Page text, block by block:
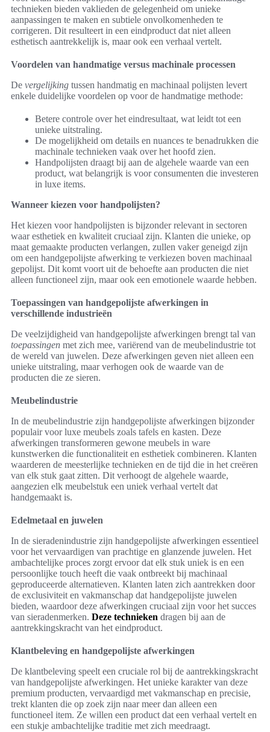
technieken bieden vaklieden de gelegenheid om unieke
aanpassingen te maken en subtiele onvolkomenheden te
corrigeren. Dit resulteert in een eindproduct dat niet alleen
esthetisch aantrekkelijk is, maar ook een verhaal vertelt.
Voordelen van handmatige versus machinale processen
De vergelijking tussen handmatig en machinaal polijsten levert
enkele duidelijke voordelen op voor de handmatige methode:
Betere controle over het eindresultaat, wat leidt tot een
unieke uitstraling.
De mogelijkheid om details en nuances te benadrukken die
machinale technieken vaak over het hoofd zien.
Handpolijsten draagt bij aan de algehele waarde van een
product, wat belangrijk is voor consumenten die investeren
in luxe items.
Wanneer kiezen voor handpolijsten?
Het kiezen voor handpolijsten is bijzonder relevant in sectoren
waar esthetiek en kwaliteit cruciaal zijn. Klanten die unieke, op
maat gemaakte producten verlangen, zullen vaker geneigd zijn
om een handgepolijste afwerking te verkiezen boven machinaal
gepolijst. Dit komt voort uit de behoefte aan producten die niet
alleen functioneel zijn, maar ook een emotionele waarde hebben.
Toepassingen van handgepolijste afwerkingen in
verschillende industrieën
De veelzijdigheid van handgepolijste afwerkingen brengt tal van
toepassingen met zich mee, variërend van de meubelindustrie tot
de wereld van juwelen. Deze afwerkingen geven niet alleen een
unieke uitstraling, maar verhogen ook de waarde van de
producten die ze sieren.
Meubelindustrie
In de meubelindustrie zijn handgepolijste afwerkingen bijzonder
populair voor luxe meubels zoals tafels en kasten. Deze
afwerkingen transformeren gewone meubels in ware
kunstwerken die functionaliteit en esthetiek combineren. Klanten
waarderen de meesterlijke technieken en de tijd die in het creëren
van elk stuk gaat zitten. Dit verhoogt de algehele waarde,
aangezien elk meubelstuk een uniek verhaal vertelt dat
handgemaakt is.
Edelmetaal en juwelen
In de sieradenindustrie zijn handgepolijste afwerkingen essentieel
voor het vervaardigen van prachtige en glanzende juwelen. Het
ambachtelijke proces zorgt ervoor dat elk stuk uniek is en een
persoonlijke touch heeft die vaak ontbreekt bij machinaal
geproduceerde alternatieven. Klanten laten zich aantrekken door
de exclusiviteit en vakmanschap dat handgepolijste juwelen
bieden, waardoor deze afwerkingen cruciaal zijn voor het succes
van sieradenmerken. Deze technieken dragen bij aan de
aantrekkingskracht van het eindproduct.
Klantbeleving en handgepolijste afwerkingen
De klantbeleving speelt een cruciale rol bij de aantrekkingskracht
van handgepolijste afwerkingen. Het unieke karakter van deze
premium producten, vervaardigd met vakmanschap en precisie,
trekt klanten die op zoek zijn naar meer dan alleen een
functioneel item. Ze willen een product dat een verhaal vertelt en
een stukje ambachtelijke traditie met zich meedraagt.